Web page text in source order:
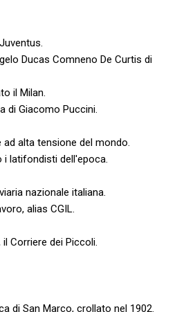
Ducas Comneno De Curtis di
il Milan.
di Giacomo Puccini.
alta tensione del mondo.
i latifondisti dell'epoca.
nazionale italiana.
alias CGIL.
Corriere dei Piccoli.
di San Marco, crollato nel 1902.